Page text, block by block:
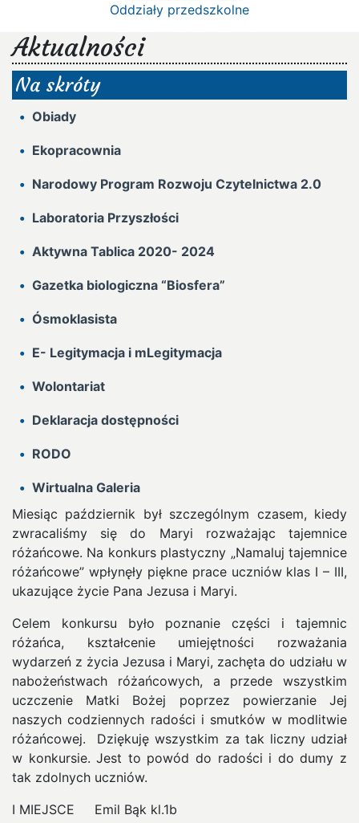
Oddziały przedszkolne
Aktualności
Na skróty
Obiady
Ekopracownia
Narodowy Program Rozwoju Czytelnictwa 2.0
Laboratoria Przyszłości
Aktywna Tablica 2020- 2024
Gazetka biologiczna “Biosfera”
Ósmoklasista
E- Legitymacja i mLegitymacja
Wolontariat
Deklaracja dostępności
RODO
Wirtualna Galeria
Miesiąc październik był szczególnym czasem, kiedy
zwracaliśmy się do Maryi rozważając tajemnice
różańcowe. Na konkurs plastyczny „Namaluj tajemnice
różańcowe” wpłynęły piękne prace uczniów klas I – III,
ukazujące życie Pana Jezusa i Maryi.
Celem konkursu było poznanie części i tajemnic
różańca, kształcenie umiejętności rozważania
wydarzeń z życia Jezusa i Maryi, zachęta do udziału w
nabożeństwach różańcowych, a przede wszystkim
uczczenie Matki Bożej poprzez powierzanie Jej
naszych codziennych radości i smutków w modlitwie
różańcowej. Dziękuję wszystkim za tak liczny udział
w konkursie. Jest to powód do radości i do dumy z
tak zdolnych uczniów.
I MIEJSCE Emil Bąk kl.1b